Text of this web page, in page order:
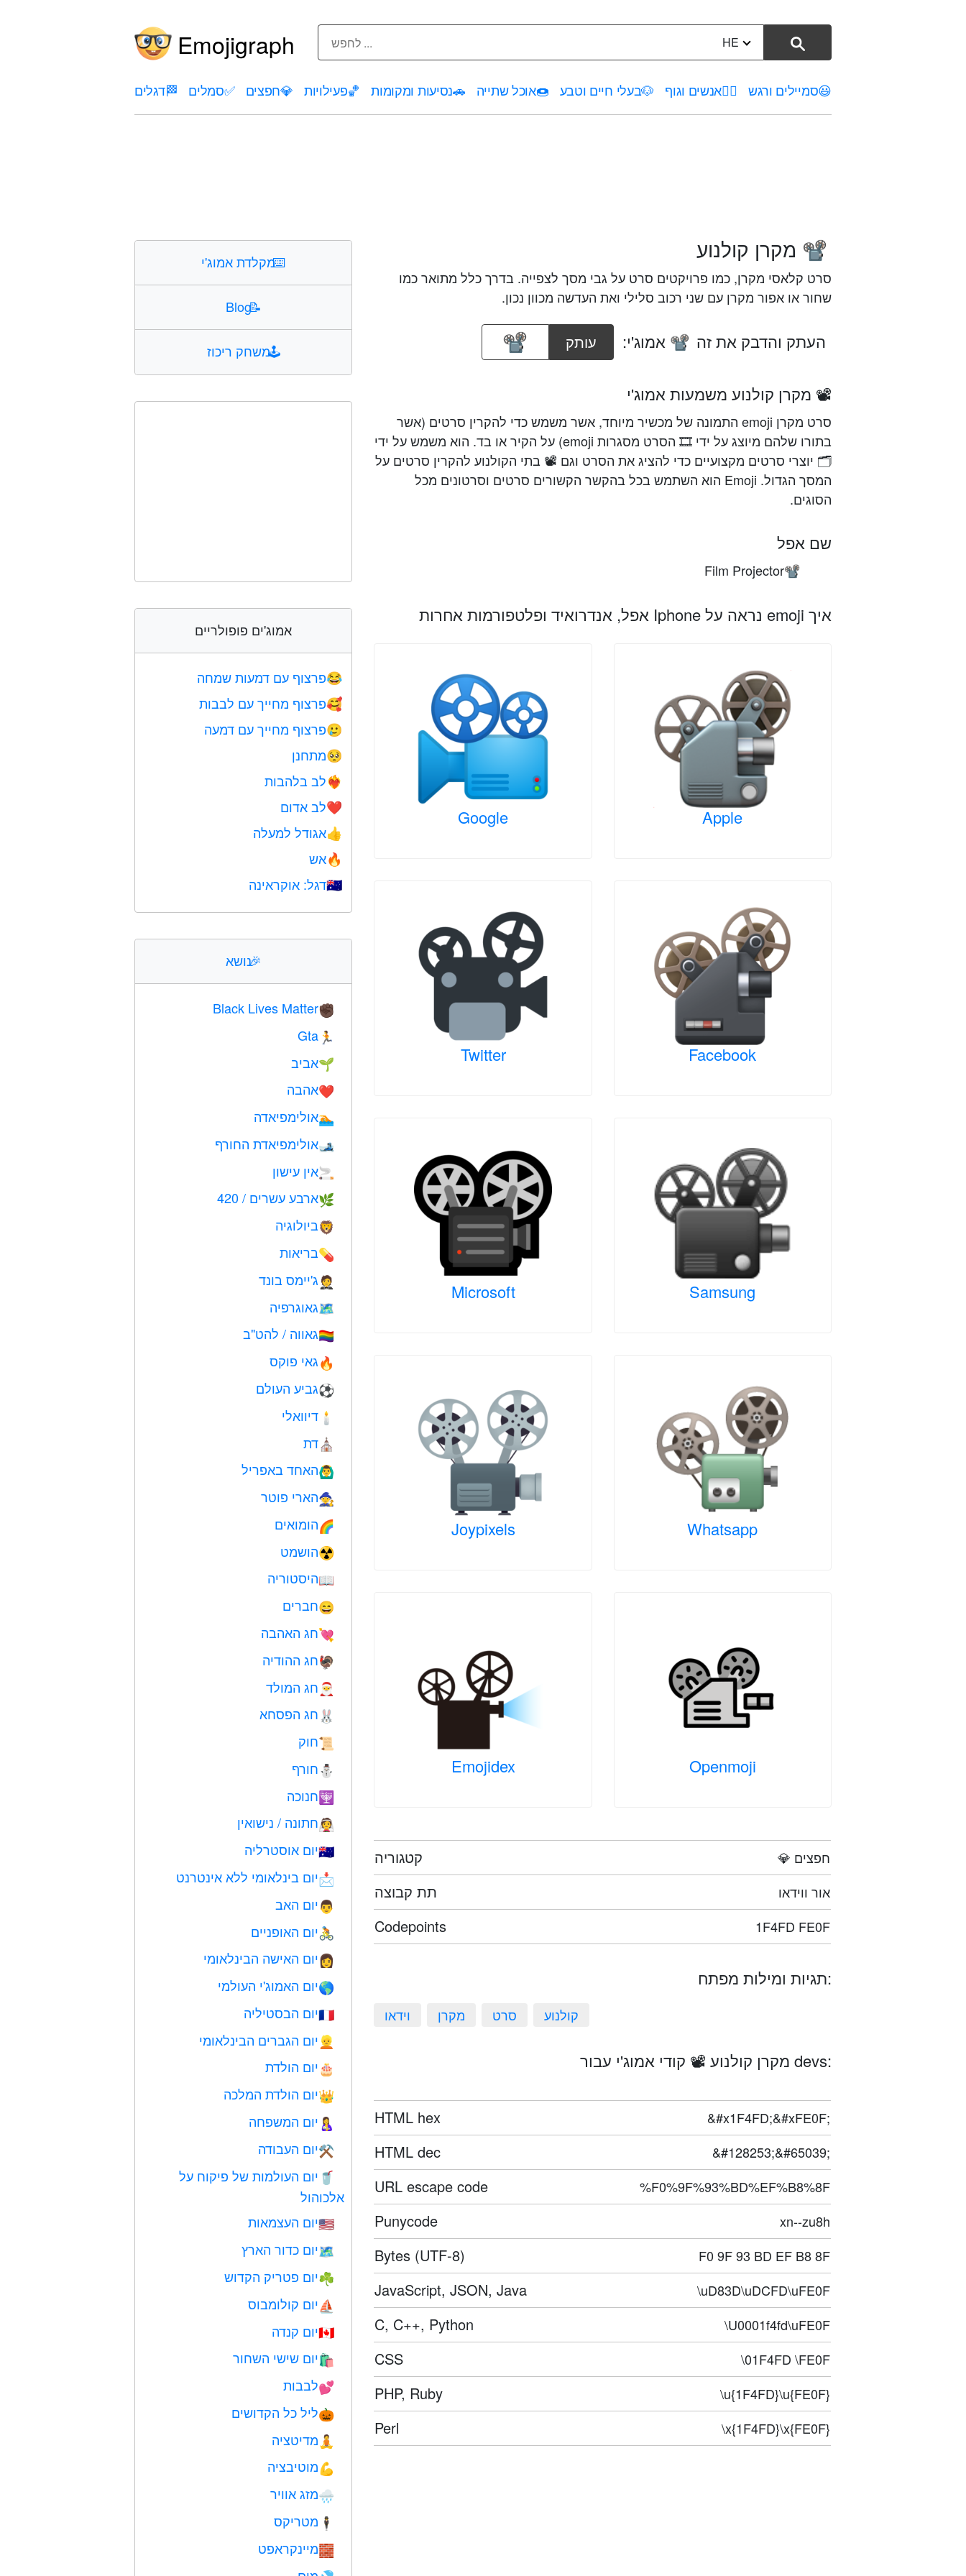
Emojigraph HE
😃סמיילים ורגש 🤦‍♀️אנשים וגוף 🐶בעלי חיים וטבע 🍩אוכל שתייה 🚗נסיעות ומקומות 🏀פעילויות 💎חפצים ✅סמלים 🏁דגלים
📽️ מקרן קולנוע
סרט קלאסי מקרן, כמו פרויקטים סרט על גבי מסך לצפייה. בדרך כלל מתואר כמו
שחור או אפור מקרן עם שני רכוב סלילי ואת העדשה מכוון נכון.
העתק והדבק את זה 📽️ אמוג'י: עותק
📽️ מקרן קולנוע משמעות אמוג'י
סרט מקרן emoji התמונה של מכשיר מיוחד, אשר משמש כדי להקרין סרטים (אשר
בתורו שלהם מיוצג על ידי 🎞️ הסרט מסגרות emoji) על הקיר או בד. הוא משמש על ידי
🗂 יוצרי סרטים מקצועיים כדי להציג את הסרט וגם 📽 בתי הקולנוע להקרין סרטים על
המסך הגדול. Emoji הוא השתמש בכל בהקשר הקשורים סרטים וסרטונים מכל
הסוגים.
שם אפל
📽️
Film Projector
איך emoji נראה על Iphone אפל, אנדרואיד ופלטפורמות אחרות
Apple
Google
Facebook
Twitter
Samsung
Microsoft
Whatsapp
Joypixels
Openmoji
Emojidex
קטגוריה 💎 חפצים
תת קבוצה אור ווידאו
Codepoints 1F4FD FE0F
תגיות ומילות מפתח:
וידאו מקרן סרט קולנוע
מקרן קולנוע 📽️ קודי אמוג'י עבור devs:
HTML hex &#x1F4FD;&#xFE0F;
HTML dec &#128253;&#65039;
URL escape code %F0%9F%93%BD%EF%B8%8F
Punycode xn--zu8h
Bytes (UTF-8) F0 9F 93 BD EF B8 8F
JavaScript, JSON, Java \uD83D\uDCFD\uFE0F
C, C++, Python \U0001f4fd\uFE0F
CSS \01F4FD \FE0F
PHP, Ruby \u{1F4FD}\u{FE0F}
Perl \x{1F4FD}\x{FE0F}
⌨️מקלדת אמוג'י
📝
Blog
🕹️משחק ריכוז
אמוג'ים פופולריים
😂פרצוף עם דמעות שמחה
🥰פרצוף מחייך עם לבבות
🥲פרצוף מחייך עם דמעה
🥺מתחנן
❤️‍🔥לב בלהבות
❤️לב אדום
👍אגודל למעלה
🔥אש
🇺🇦דגל: אוקראינה
🎉נושא
✊🏿
Black Lives Matter
🏃
Gta
🌱אביב
❤️️אהבה
🏊אולימפיאדה
🎿אולימפיאדת החורף
🚬אין עישון
🌿ארבע עשרים / 420
🦁ביולוגיה
💊בריאות
🤵 ג'יימס בונד
🗺גאוגרפיה
🏳️‍🌈גאווה / להט"ב
🔥גאי פוקס
⚽גביע העולם
🕯 דיוואלי
⛪️דת
🙆‍♂️האחד באפריל
🧙הארי פוטר
🌈הומואים
☢️הושמט
📖היסטוריה
😄חברים
💘חג האהבה
🦃חג ההודיה
🎅 חג המולד
🐰 חג הפסחא
📜חוק
⛄חורף
🕎חנוכה
👰חתונה / נישואין
🇦🇺יום אוסטרליה
📩יום בינלאומי ללא אינטרנט
👨יום האב
🚴יום האופניים
👩יום האישה הבינלאומי
🌎יום האמוג'י העולמי
🇫🇷יום הבסטיליה
👱 יום הגברים הבינלאומי
🎂יום הולדת
👑יום הולדת המלכה
🤱 יום המשפחה
⚒️יום העבודה
🥤 יום העולמות של פיקוח על
אלכוהול
🇺🇸יום העצמאות
🗺️יום כדור הארץ
☘️יום פטריק הקדוש
⛵️יום קולומבוס
🇨🇦יום קנדה
🛍יום שישי השחור
💕לבבות
🎃ליל כל הקדושים
🧘מדיטציה
💪מוטיבציה
🌧מזג אוויר
🕴️ מטריקס
🧱מיינקראפט